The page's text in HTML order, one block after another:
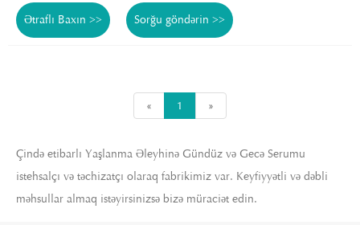
Ətraflı Baxın >> Sorğu göndərin >>
« 1 »
Çində etibarlı Yaşlanma Əleyhinə Gündüz və Gecə Serumu
istehsalçı və təchizatçı olaraq fabrikimiz var. Keyfiyyətli və dəbli
məhsullar almaq istəyirsinizsə bizə müraciət edin.